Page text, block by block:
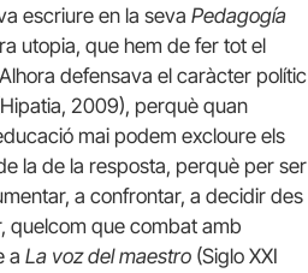
escriure en la seva Pedagogía
utopia, que hem de fer tot el
defensava el caràcter polític
2009), perquè quan
mai podem excloure els
la de la resposta, perquè per ser
a confrontar, a decidir des
quelcom que combat amb
a La voz del maestro (Siglo XXI